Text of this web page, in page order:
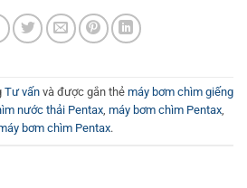
Tư vấnvà được gắn thẻ máy bơm chìm giếng
nước thải Pentax, máy bơm chìm Pentax,
bơm chìm Pentax.